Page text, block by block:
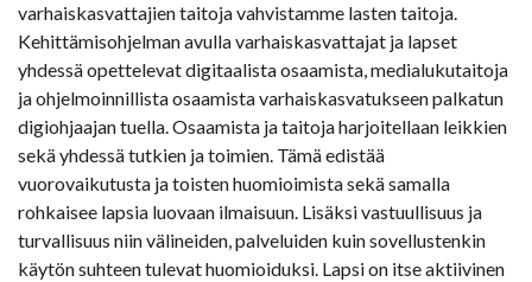
varhaiskasvattajien taitoja vahvistamme lasten taitoja.
Kehittämisohjelman avulla varhaiskasvattajat ja lapset
yhdessä opettelevat digitaalista osaamista, medialukutaitoja
ja ohjelmoinnillista osaamista varhaiskasvatukseen palkatun
digiohjaajan tuella. Osaamista ja taitoja harjoitellaan leikkien
sekä yhdessä tutkien ja toimien. Tämä edistää
vuorovaikutusta ja toisten huomioimista sekä samalla
rohkaisee lapsia luovaan ilmaisuun. Lisäksi vastuullisuus ja
turvallisuus niin välineiden, palveluiden kuin sovellustenkin
käytön suhteen tulevat huomioiduksi. Lapsi on itse aktiivinen